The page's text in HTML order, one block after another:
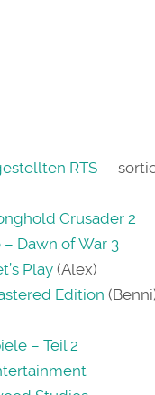
RTS—
Crusader 2
Dawn of War 3
Play(Alex)
Edition
– Teil 2